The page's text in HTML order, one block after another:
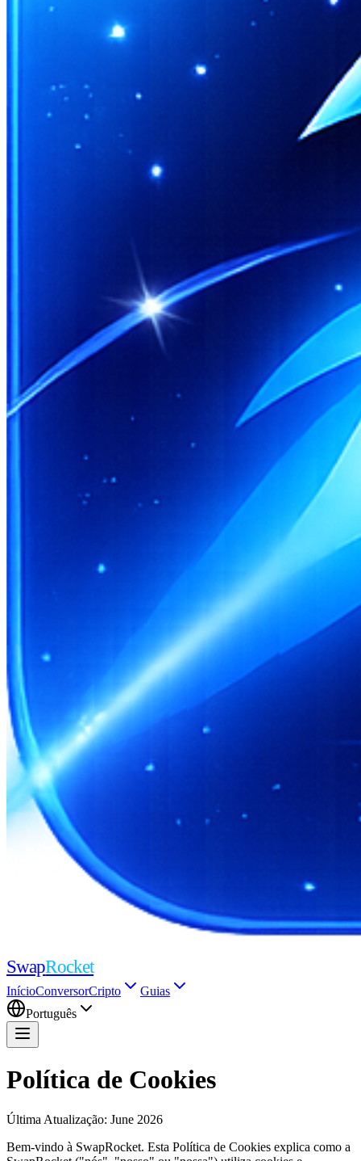
SwapRocket
InícioConversorCripto
Guias
Português
Política de Cookies
Última Atualização: June 2026
Bem-vindo à SwapRocket. Esta Política de Cookies explica como a